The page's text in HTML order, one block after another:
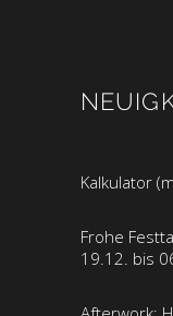
Kalkulator
Frohe
19.12. bis